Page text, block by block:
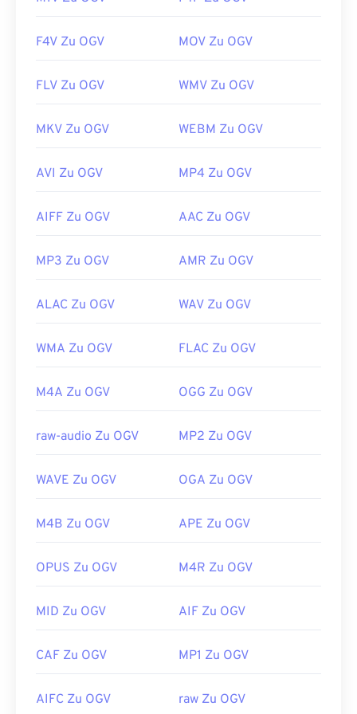
00 00
00 00
F4V Zu OGV MOV Zu OGV
FLV Zu OGV WMV Zu OGV
MKV Zu OGV WEBM Zu OGV
AVI Zu OGV MP4 Zu OGV
AIFF Zu OGV AAC Zu OGV
MP3 Zu OGV AMR Zu OGV
ALAC Zu OGV WAV Zu OGV
WMA Zu OGV FLAC Zu OGV
M4A Zu OGV OGG Zu OGV
raw-audio Zu OGV MP2 Zu OGV
WAVE Zu OGV OGA Zu OGV
M4B Zu OGV APE Zu OGV
OPUS Zu OGV M4R Zu OGV
MID Zu OGV AIF Zu OGV
CAF Zu OGV MP1 Zu OGV
AIFC Zu OGV raw Zu OGV